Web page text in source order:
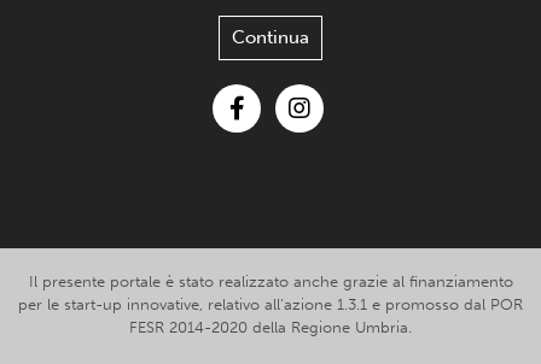
Continua
Il presente portale è stato realizzato anche grazie al finanziamento
per le start-up innovative, relativo all’azione 1.3.1 e promosso dal POR
FESR 2014-2020 della Regione Umbria.